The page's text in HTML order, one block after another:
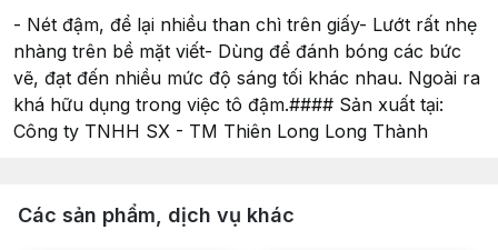
- Nét đậm, để lại nhiều than chì trên giấy- Lướt rất nhẹ
nhàng trên bề mặt viết- Dùng để đánh bóng các bức
vẽ, đạt đến nhiều mức độ sáng tối khác nhau. Ngoài ra
khá hữu dụng trong việc tô đậm.#### Sản xuất tại:
Công ty TNHH SX - TM Thiên Long Long Thành
Các sản phẩm, dịch vụ khác